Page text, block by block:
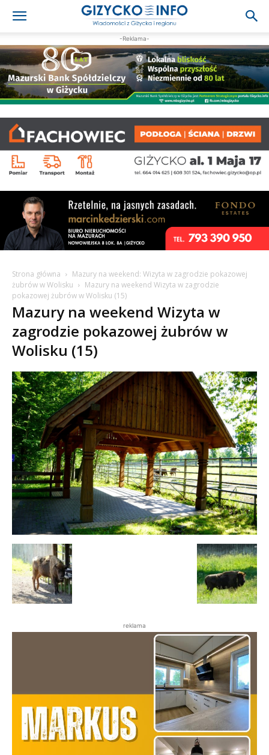
-Reklama-
Strona główna
Mazury na weekend: Wizyta w zagrodzie pokazowej
żubrów w Wolisku
Mazury na weekend Wizyta w zagrodzie
pokazowej żubrów w Wolisku (15)
Mazury na weekend Wizyta w
zagrodzie pokazowej żubrów w
Wolisku (15)
reklama